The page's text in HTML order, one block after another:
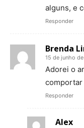
alguns, e
Responder
Brenda
15 de junho
Adorei o
comportar
Responder
Alex